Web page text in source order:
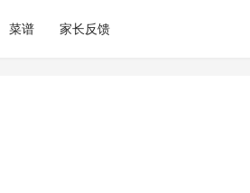
菜谱 家长反馈